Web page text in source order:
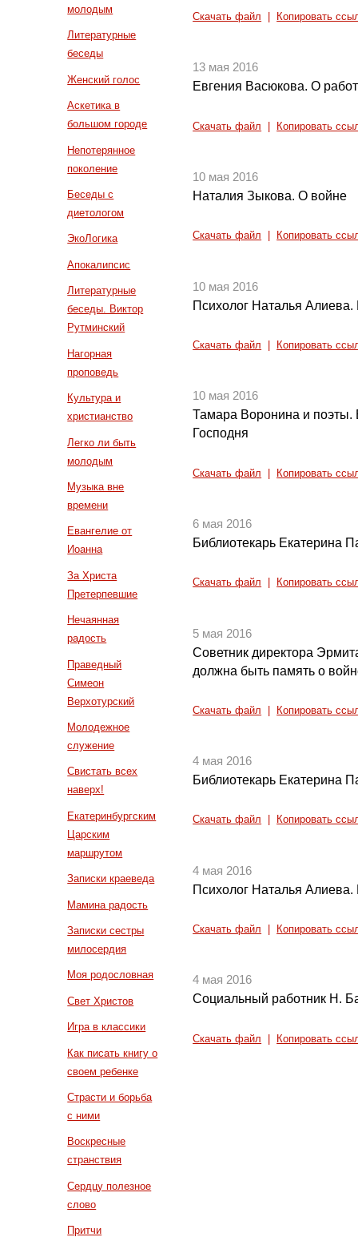
молодым
Литературные
беседы
Женский голос
Аскетика в
большом городе
Непотерянное
поколение
Беседы с
диетологом
ЭкоЛогика
Апокалипсис
Литературные
беседы. Виктор
Рутминский
Нагорная
проповедь
Культура и
христианство
Легко ли быть
молодым
Музыка вне
времени
Евангелие от
Иоанна
За Христа
Претерпевшие
Нечаянная
радость
Праведный
Симеон
Верхотурский
Молодежное
служение
Свистать всех
наверх!
Екатеринбургским
Царским
маршрутом
Записки краеведа
Мамина радость
Записки сестры
милосердия
Моя родословная
Свет Христов
Игра в классики
Как писать книгу о
своем ребенке
Страсти и борьба
с ними
Воскресные
странствия
Сердцу полезное
слово
Притчи
Скачать файл Копировать
13 мая 2016
Евгения Васюкова. О
Скачать файл Копировать
10 мая 2016
Наталия Зыкова. О войне
Скачать файл Копировать
10 мая 2016
Психолог Наталья Алиева.
Скачать файл Копировать
10 мая 2016
Тамара Воронина и поэты.
Господня
Скачать файл Копировать
6 мая 2016
Библиотекарь Екатерина
Скачать файл Копировать
5 мая 2016
Советник директора
должна быть память о
Скачать файл Копировать
4 мая 2016
Библиотекарь Екатерина
Скачать файл Копировать
4 мая 2016
Психолог Наталья Алиева.
Скачать файл Копировать
4 мая 2016
Социальный работник Н.
Скачать файл Копировать